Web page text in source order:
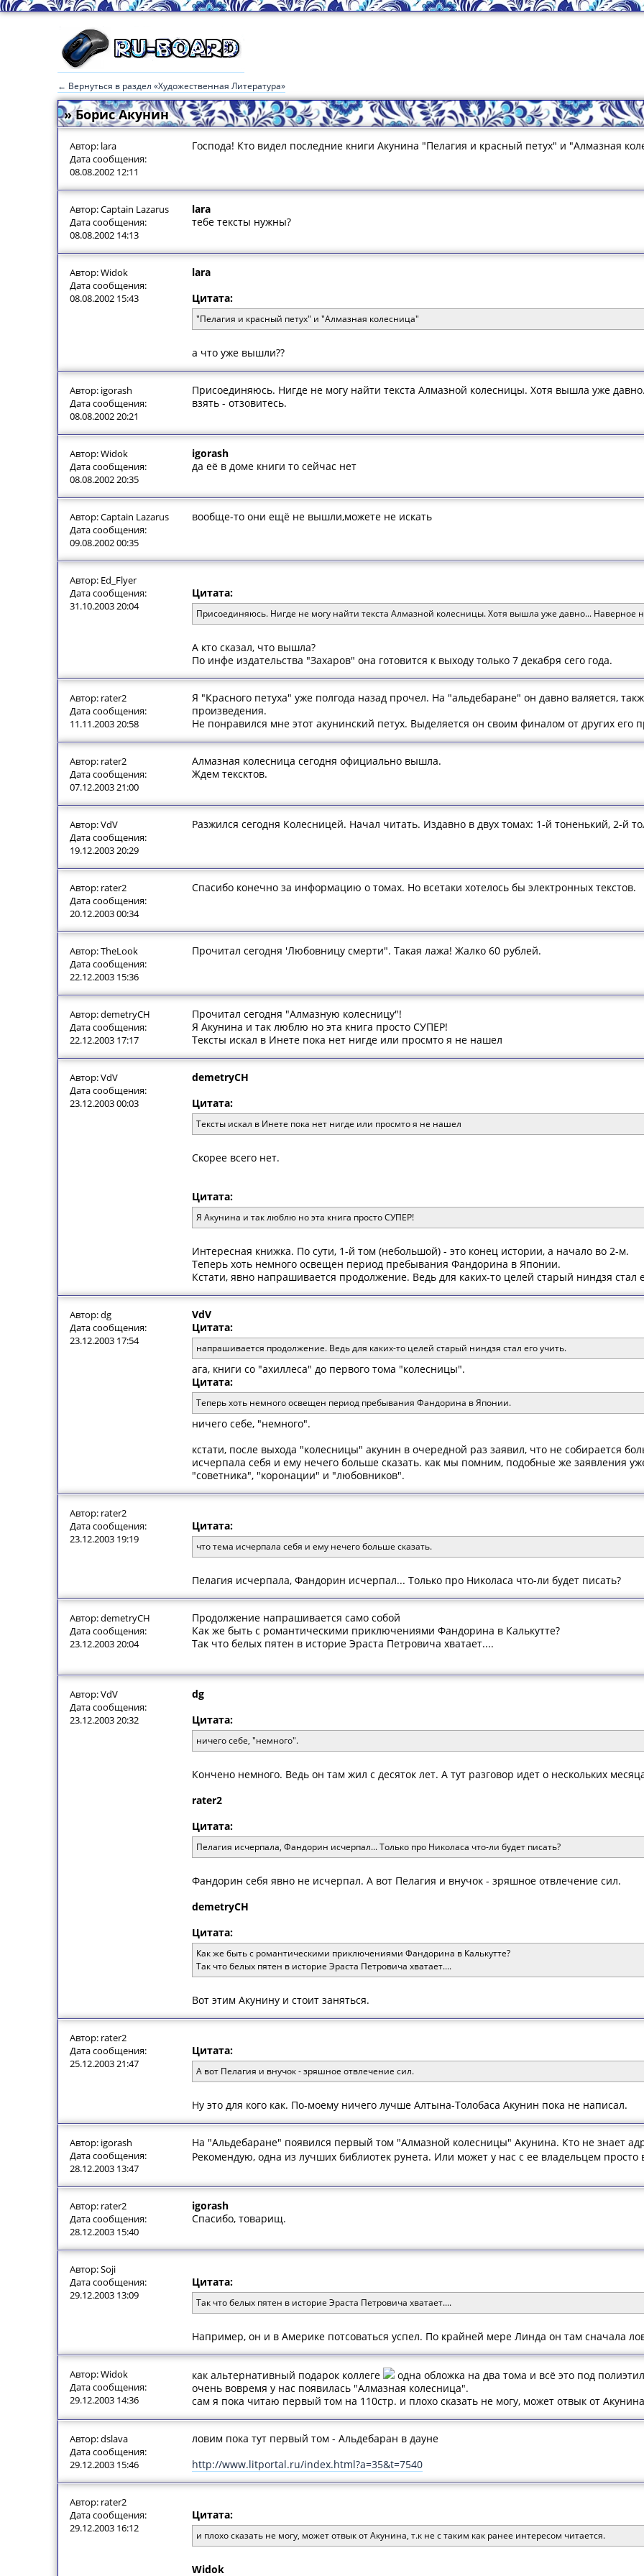
← Вернуться в раздел «Художественная Литература»
» Борис Акунин
Автор: lara
Дата сообщения:
08.08.2002 12:11
Господа! Кто видел последние книги Акунина "Пелагия и красный петух" и "Алмазная
Автор: Captain Lazarus
Дата сообщения:
08.08.2002 14:13
lara
тебе тексты нужны?
Автор: Widok
Дата сообщения:
08.08.2002 15:43
lara
Цитата:
"Пелагия и красный петух" и "Алмазная колесница"
а что уже вышли??
Автор: igorash
Дата сообщения:
08.08.2002 20:21
Присоединяюсь. Нигде не могу найти текста Алмазной колесницы. Хотя вышла уже
взять - отзовитесь.
Автор: Widok
Дата сообщения:
08.08.2002 20:35
igorash
да её в доме книги то сейчас нет
Автор: Captain Lazarus
Дата сообщения:
09.08.2002 00:35
вообще-то они ещё не вышли,можете не искать
Автор: Ed_Flyer
Дата сообщения:
31.10.2003 20:04
Цитата:
Присоединяюсь. Нигде не могу найти текста Алмазной колесницы. Хотя вышла уже давно... Наверное
А кто сказал, что вышла?
По инфе издательства "Захаров" она готовится к выходу только 7 декабря сего года.
Автор: rater2
Дата сообщения:
11.11.2003 20:58
Я "Красного петуха" уже полгода назад прочел. На "альдебаране" он давно валяется,
произведения.
Не понравился мне этот акунинский петух. Выделяется он своим финалом от других
Автор: rater2
Дата сообщения:
07.12.2003 21:00
Алмазная колесница сегодня официально вышла.
Ждем тексктов.
Автор: VdV
Дата сообщения:
19.12.2003 20:29
Разжился сегодня Колесницей. Начал читать. Издавно в двух томах: 1-й тоненький, 2-й
Автор: rater2
Дата сообщения:
20.12.2003 00:34
Спасибо конечно за информацию о томах. Но всетаки хотелось бы электронных текстов.
Автор: TheLook
Дата сообщения:
22.12.2003 15:36
Прочитал сегодня 'Любовницу смерти". Такая лажа! Жалко 60 рублей.
Автор: demetryCH
Дата сообщения:
22.12.2003 17:17
Прочитал сегодня "Алмазную колесницу"!
Я Акунина и так люблю но эта книга просто СУПЕР!
Тексты искал в Инете пока нет нигде или просмто я не нашел
Автор: VdV
Дата сообщения:
23.12.2003 00:03
demetryCH
Цитата:
Тексты искал в Инете пока нет нигде или просмто я не нашел
Скорее всего нет.
Цитата:
Я Акунина и так люблю но эта книга просто СУПЕР!
Интересная книжка. По сути, 1-й том (небольшой) - это конец истории, а начало во 2-м.
Теперь хоть немного освещен период пребывания Фандорина в Японии.
Кстати, явно напрашивается продолжение. Ведь для каких-то целей старый ниндзя стал
Автор: dg
Дата сообщения:
23.12.2003 17:54
VdV
Цитата:
напрашивается продолжение. Ведь для каких-то целей старый ниндзя стал его учить.
ага, книги со "ахиллеса" до первого тома "колесницы".
Цитата:
Теперь хоть немного освещен период пребывания Фандорина в Японии.
ничего себе, "немного".
кстати, после выхода "колесницы" акунин в очередной раз заявил, что не собирается
исчерпала себя и ему нечего больше сказать. как мы помним, подобные же заявления
"советника", "коронации" и "любовников".
Автор: rater2
Дата сообщения:
23.12.2003 19:19
Цитата:
что тема исчерпала себя и ему нечего больше сказать.
Пелагия исчерпала, Фандорин исчерпал... Только про Николаса что-ли будет писать?
Автор: demetryCH
Дата сообщения:
23.12.2003 20:04
Продолжение напрашивается само собой
Как же быть с романтическими приключениями Фандорина в Калькутте?
Так что белых пятен в историе Эраста Петровича хватает....
Автор: VdV
Дата сообщения:
23.12.2003 20:32
dg
Цитата:
ничего себе, "немного".
Кончено немного. Ведь он там жил с десяток лет. А тут разговор идет о нескольких
rater2
Цитата:
Пелагия исчерпала, Фандорин исчерпал... Только про Николаса что-ли будет писать?
Фандорин себя явно не исчерпал. А вот Пелагия и внучок - зряшное отвлечение сил.
demetryCH
Цитата:
Как же быть с романтическими приключениями Фандорина в Калькутте?
Так что белых пятен в историе Эраста Петровича хватает....
Вот этим Акунину и стоит заняться.
Автор: rater2
Дата сообщения:
25.12.2003 21:47
Цитата:
А вот Пелагия и внучок - зряшное отвлечение сил.
Ну это для кого как. По-моему ничего лучше Алтына-Толобаса Акунин пока не написал.
Автор: igorash
Дата сообщения:
28.12.2003 13:47
На "Альдебаране" появился первый том "Алмазной колесницы" Акунина. Кто не знает
Рекомендую, одна из лучших библиотек рунета. Или может у нас с ее владельцем просто
Автор: rater2
Дата сообщения:
28.12.2003 15:40
igorash
Спасибо, товарищ.
Автор: Soji
Дата сообщения:
29.12.2003 13:09
Цитата:
Так что белых пятен в историе Эраста Петровича хватает....
Например, он и в Америке потсоваться успел. По крайней мере Линда он там сначала
Автор: Widok
Дата сообщения:
29.12.2003 14:36
как альтернативный подарок коллеге
одна обложка на два тома и всё это под
очень вовремя у нас появилась "Алмазная колесница".
сам я пока читаю первый том на 110стр. и плохо сказать не могу, может отвык от
Автор: dslava
Дата сообщения:
29.12.2003 15:46
ловим пока тут первый том - Альдебаран в дауне
http://www.litportal.ru/index.html?a=35&t=7540
Автор: rater2
Дата сообщения:
29.12.2003 16:12
Цитата:
и плохо сказать не могу, может отвык от Акунина, т.к не с таким как ранее интересом читается.
Widok